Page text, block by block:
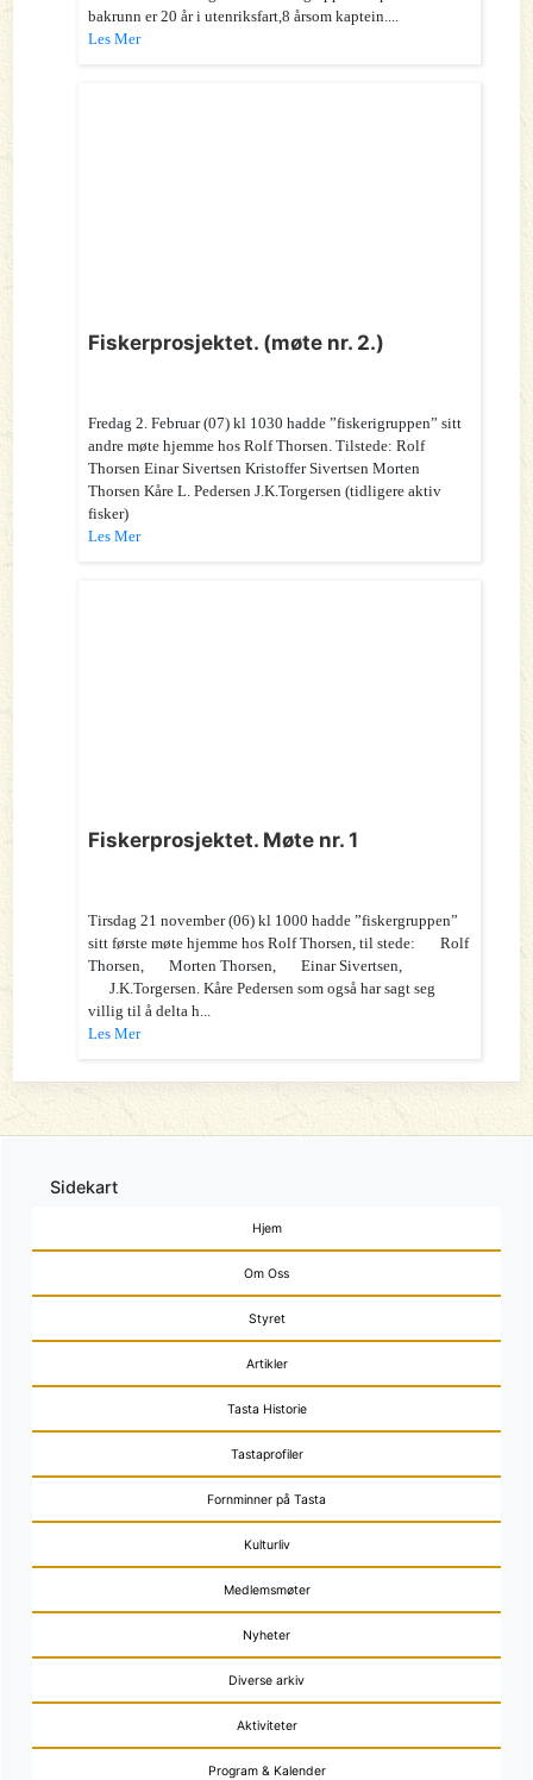
bakrunn er 20 år i utenriksfart,8 årsom kaptein....
Les Mer
Fiskerprosjektet. (møte nr. 2.)
Fredag 2. Februar (07) kl 1030 hadde ”fiskerigruppen” sitt
andre møte hjemme hos Rolf Thorsen. Tilstede: Rolf
Thorsen Einar Sivertsen Kristoffer Sivertsen Morten
Thorsen Kåre L. Pedersen J.K.Torgersen (tidligere aktiv
fisker)
Les Mer
Fiskerprosjektet. Møte nr. 1
Tirsdag 21 november (06) kl 1000 hadde ”fiskergruppen”
sitt første møte hjemme hos Rolf Thorsen, til stede: Rolf
Thorsen, Morten Thorsen, Einar Sivertsen,
J.K.Torgersen. Kåre Pedersen som også har sagt seg
villig til å delta h...
Les Mer
Sidekart
Hjem
Om Oss
Styret
Artikler
Tasta Historie
Tastaprofiler
Fornminner på Tasta
Kulturliv
Medlemsmøter
Nyheter
Diverse arkiv
Aktiviteter
Program & Kalender